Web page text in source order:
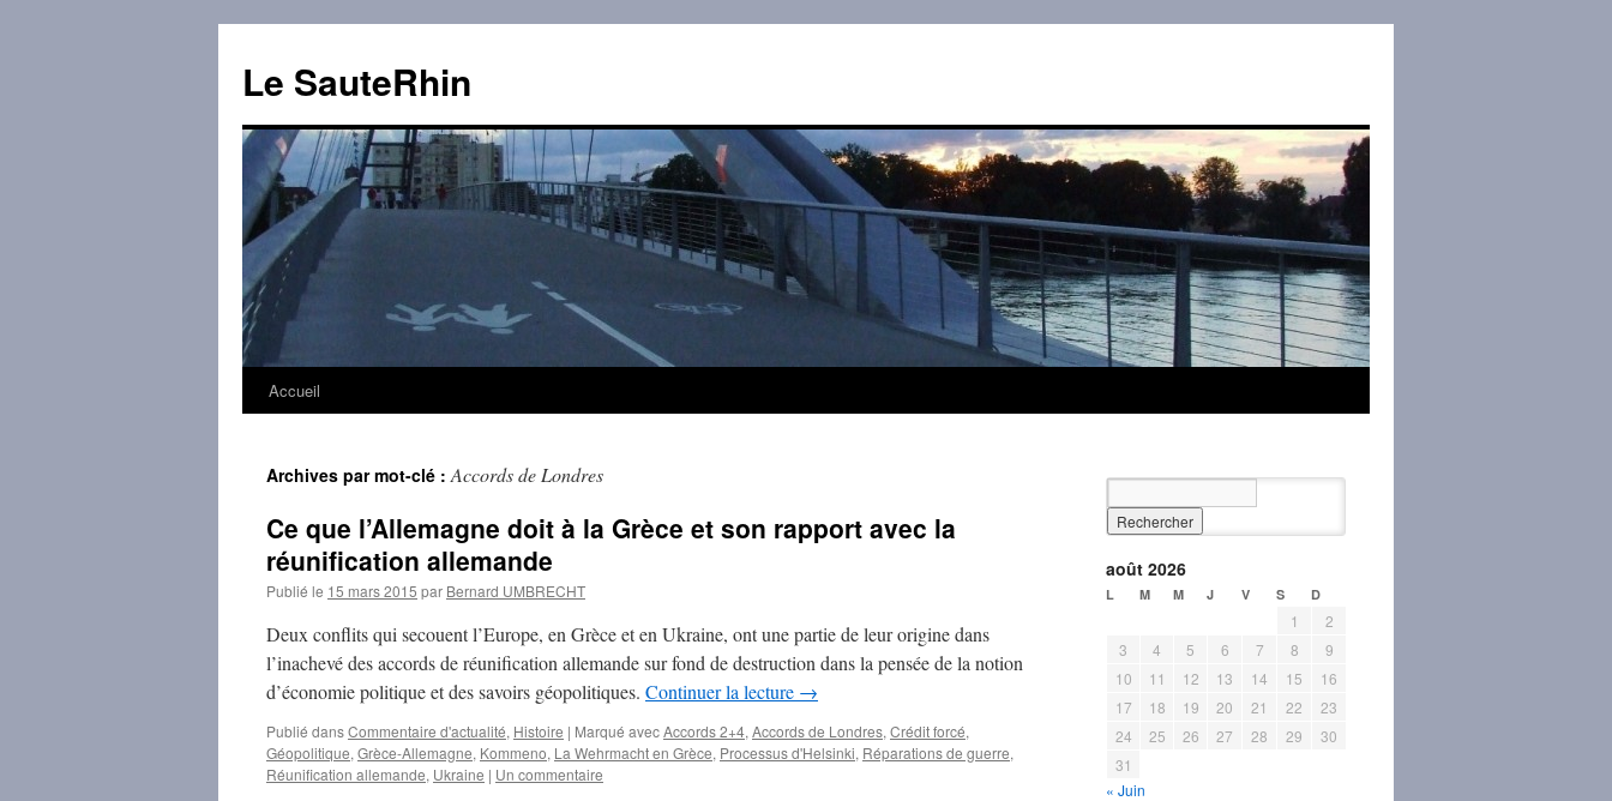
contenu
Le SauteRhin
Accueil
Archives par mot-clé :Accords de Londres
Ce que l’Allemagne doit à la Grèce et son rapport avec la
réunification allemande
Publié le 15 mars 2015 par Bernard UMBRECHT
Deux conflits qui secouent l’Europe, en Grèce et en Ukraine, ont une partie de leur origine dans
l’inachevé des accords de réunification allemande sur fond de destruction dans la pensée de la notion
d’économie politique et des savoirs géopolitiques. Continuer la lecture →
Publié dansCommentaire d'actualité, Histoire | Marqué avecAccords 2+4, Accords de Londres, Crédit forcé,
Géopolitique, Grèce-Allemagne, Kommeno, La Wehrmacht en Grèce, Processus d'Helsinki, Réparations de guerre,
Réunification allemande, Ukraine | Un commentaire
août 2026
L M M J V S D
1
2
3
4 5 6 7 8
9
10
11 12 13 14 15
16
17
18 19 20 21 22
23
24
25 26 27 28 29
30
31
« Juin